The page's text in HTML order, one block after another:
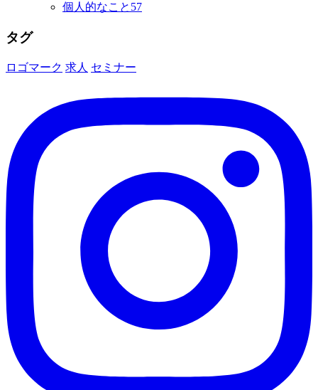
個人的なこと 57
タグ
ロゴマーク 求人 セミナー